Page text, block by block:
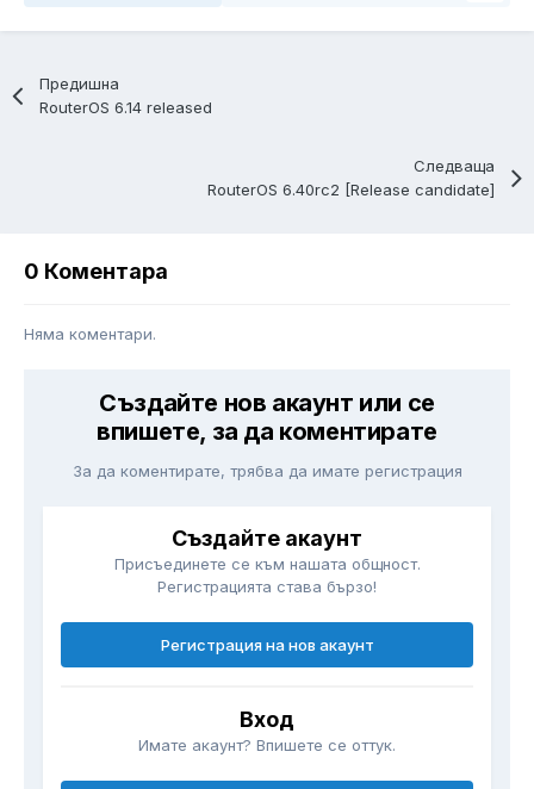
Предишна
RouterOS 6.14 released
Следваща
RouterOS 6.40rc2 [Release candidate]
0 Коментара
Няма коментари.
Създайте нов акаунт или се
впишете, за да коментирате
За да коментирате, трябва да имате регистрация
Създайте акаунт
Присъединете се към нашата общност.
Регистрацията става бързо!
Регистрация на нов акаунт
Вход
Имате акаунт? Впишете се оттук.